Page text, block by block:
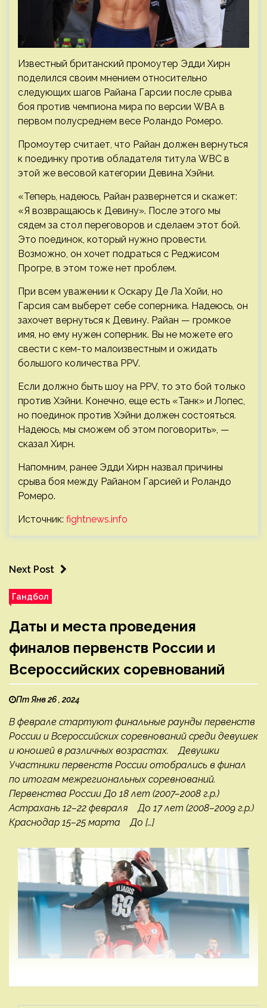
Известный британский промоутер Эдди Хирн
поделился своим мнением относительно
следующих шагов Райана Гарсии после срыва
боя против чемпиона мира по версии WBA в
первом полусреднем весе Роландо Ромеро.
Промоутер считает, что Райан должен вернуться
к поединку против обладателя титула WBC в
этой же весовой категории Девина Хэйни.
«Теперь, надеюсь, Райан развернется и скажет:
«Я возвращаюсь к Девину». После этого мы
сядем за стол переговоров и сделаем этот бой.
Это поединок, который нужно провести.
Возможно, он хочет подраться с Реджисом
Прогре, в этом тоже нет проблем.
При всем уважении к Оскару Де Ла Хойи, но
Гарсия сам выберет себе соперника. Надеюсь, он
захочет вернуться к Девину. Райан — громкое
имя, но ему нужен соперник. Вы не можете его
свести с кем-то малоизвестным и ожидать
большого количества PPV.
Если должно быть шоу на PPV, то это бой только
против Хэйни. Конечно, еще есть «Танк» и Лопес,
но поединок против Хэйни должен состояться.
Надеюсь, мы сможем об этом поговорить», —
сказал Хирн.
Напомним, ранее Эдди Хирн назвал причины
срыва боя между Райаном Гарсией и Роландо
Ромеро.
Источник: fightnews.info
Next Post
Гандбол
Даты и места проведения
финалов первенств России и
Всероссийских соревнований
Пт Янв 26 , 2024
В феврале стартуют финальные раунды первенств
России и Всероссийских соревнований среди девушек
и юношей в различных возрастах. Девушки
Участники первенств России отобрались в финал
по итогам межрегиональных соревнований.
Первенства России До 18 лет (2007–2008 г.р.)
Астрахань 12–22 февраля До 17 лет (2008–2009 г.р.)
Краснодар 15–25 марта До […]